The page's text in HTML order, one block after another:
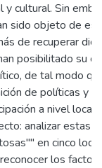
y cultural. Sin
sido objeto de
de recuperar
posibilitado su
de tal modo
de políticas y
a nivel
analizar estas
en cinco
los